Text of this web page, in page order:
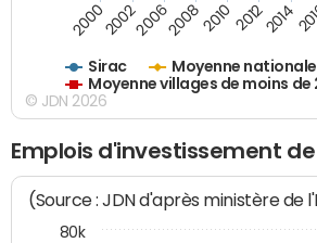
Sirac
Moyenne nationale
Moyenne villages de moins
20002002200620082010 20122014
© JDN 2026
Emplois d'investissement de
(Source : JDN d'après ministère de
80k